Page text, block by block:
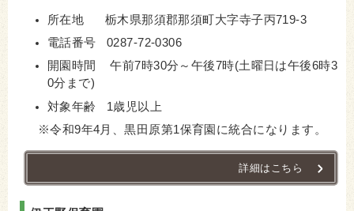
所在地 栃木県那須郡那須町大字寺子丙719-3
電話番号 0287-72-0306
開園時間 午前7時30分～午後7時(土曜日は午後6時3
0分まで)
対象年齢 1歳児以上
※令和9年4月、黒田原第1保育園に統合になります。
詳細はこちら